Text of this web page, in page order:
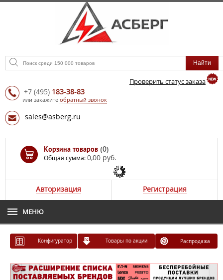
Проверить статус заказа
+7 (495) 183-38-83
или закажите обратный звонок
sales@asberg.ru
Корзина товаров (0)
Общая сумма:0,00 руб.
Авторизация Регистрация
МЕНЮ
Конфигуратор Товары по акции Распродажа